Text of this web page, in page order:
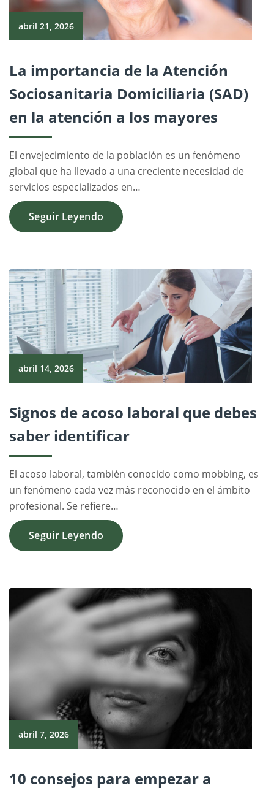
abril 21, 2026
La importancia de la Atención
Sociosanitaria Domiciliaria (SAD)
en la atención a los mayores
El envejecimiento de la población es un fenómeno
global que ha llevado a una creciente necesidad de
servicios especializados en…
Seguir Leyendo
abril 14, 2026
Signos de acoso laboral que debes
saber identificar
El acoso laboral, también conocido como mobbing, es
un fenómeno cada vez más reconocido en el ámbito
profesional. Se refiere…
Seguir Leyendo
abril 7, 2026
10 consejos para empezar a